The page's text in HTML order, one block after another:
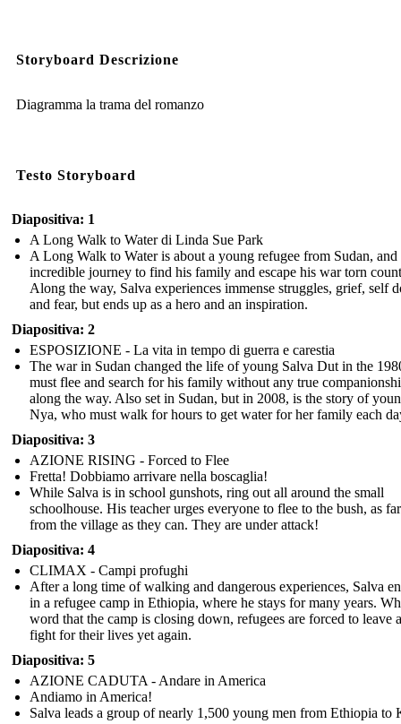
Storyboard Descrizione
Diagramma la trama del romanzo
Testo Storyboard
Diapositiva: 1
A Long Walk to Water di Linda Sue Park
A Long Walk to Water is about a young refugee from Sudan, and
incredible journey to find his family and escape his war torn
Along the way, Salva experiences immense struggles, grief, self
and fear, but ends up as a hero and an inspiration.
Diapositiva: 2
ESPOSIZIONE - La vita in tempo di guerra e carestia
The war in Sudan changed the life of young Salva Dut in the
must flee and search for his family without any true
along the way. Also set in Sudan, but in 2008, is the story of
Nya, who must walk for hours to get water for her family each
Diapositiva: 3
AZIONE RISING - Forced to Flee
Fretta! Dobbiamo arrivare nella boscaglia!
While Salva is in school gunshots, ring out all around the small
schoolhouse. His teacher urges everyone to flee to the bush, as
from the village as they can. They are under attack!
Diapositiva: 4
CLIMAX - Campi profughi
After a long time of walking and dangerous experiences, Salva
in a refugee camp in Ethiopia, where he stays for many years.
word that the camp is closing down, refugees are forced to leave
fight for their lives yet again.
Diapositiva: 5
AZIONE CADUTA - Andare in America
Andiamo in America!
Salva leads a group of nearly 1,500 young men from Ethiopia to